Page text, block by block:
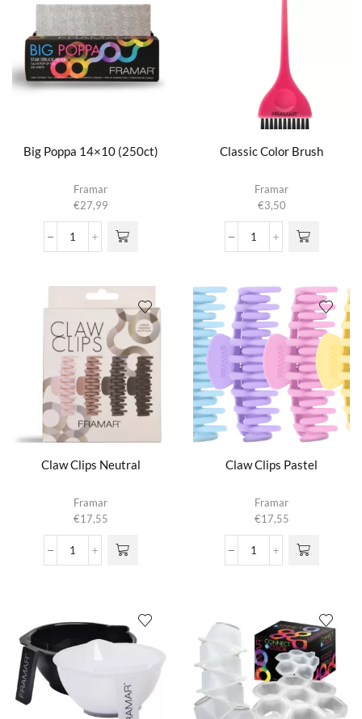
Big Poppa 14×10 (250ct)
Framar
€27,99
Big
(250ct)
aantal
Classic Color Brush
Framar
€3,50
Classic
aantal
Claw Clips Neutral
Framar
€17,55
Claw
Claw Clips Pastel
Framar
€17,55
Claw